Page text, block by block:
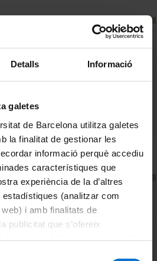
Detalls Informació
galetes
de Barcelona utilitza galetes
la finalitat de gestionar les
informació perquè accediu
característiques que
experiència de la d’altres
(analitzar com
i amb finalitats de
publicitat que s’ofereix
vostres hàbits de navegació).
"Canvi Climàtic"